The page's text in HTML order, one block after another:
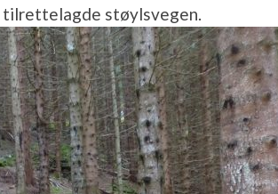
støylsvegen.